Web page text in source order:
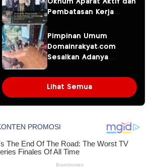
Pembatasan Kerja
Perusahaan Jadi
Sorotan dalam Kasus
Dugaan Pencemaran
Pimpinan Umum
Domainrakyat.com
Sesalkan Adanya
“Pesanan” Korporasi,
Soroti Dugaan
Intervensi terhadap
Lingkungan
Lihat Semua